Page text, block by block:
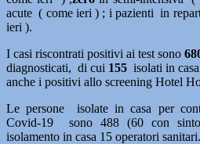
acute ( come ieri ) ; i pazienti in
ieri ).
I casi riscontrati positivi ai test sono
diagnosticati, di cui 155 isolati in
anche i positivi allo screening Hotel
Le persone isolate in casa per
Covid-19 sono 488 (60 con
isolamento in casa 15 operatori sanitari.